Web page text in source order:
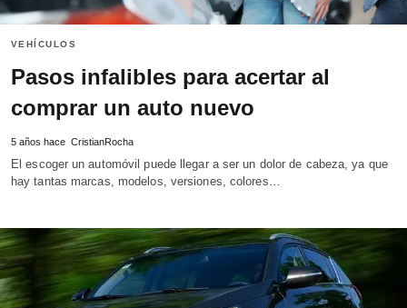
VEHÍCULOS
Pasos infalibles para acertar al
comprar un auto nuevo
5 años hace CristianRocha
El escoger un automóvil puede llegar a ser un dolor de cabeza, ya que
hay tantas marcas, modelos, versiones, colores…